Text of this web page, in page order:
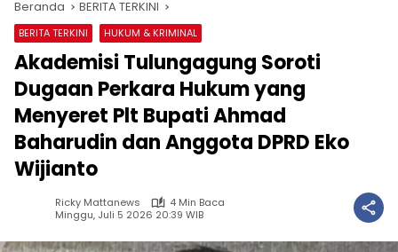
Beranda BERITA TERKINI
BERITA TERKINI HUKUM & KRIMINAL
Akademisi Tulungagung Soroti
Dugaan Perkara Hukum yang
Menyeret Plt Bupati Ahmad
Baharudin dan Anggota DPRD Eko
Wijianto
Ricky Mattanews
4 Min Baca
Minggu, Juli 5 2026 20:39 WIB